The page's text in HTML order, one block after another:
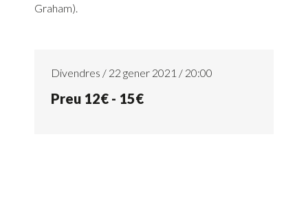
Graham).
Divendres / 22 gener 2021 / 20:00
Preu 12€ - 15€